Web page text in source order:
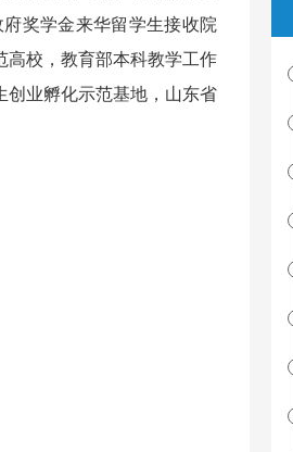
奖学金来华留学生接收院
高校，教育部本科教学工作
创业孵化示范基地，山东省